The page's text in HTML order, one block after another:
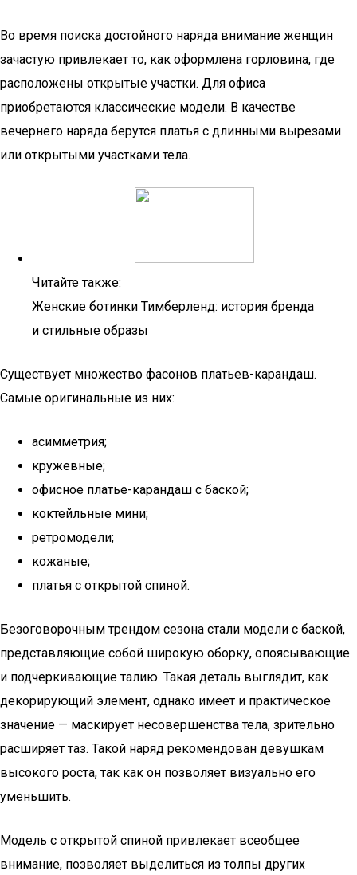
Во время поиска достойного наряда внимание женщин
зачастую привлекает то, как оформлена горловина, где
расположены открытые участки. Для офиса
приобретаются классические модели. В качестве
вечернего наряда берутся платья с длинными вырезами
или открытыми участками тела.
Читайте также:
Женские ботинки Тимберленд: история бренда
и стильные образы
Существует множество фасонов платьев-карандаш.
Самые оригинальные из них:
асимметрия;
кружевные;
офисное платье-карандаш с баской;
коктейльные мини;
ретромодели;
кожаные;
платья с открытой спиной.
Безоговорочным трендом сезона стали модели с баской,
представляющие собой широкую оборку, опоясывающие
и подчеркивающие талию. Такая деталь выглядит, как
декорирующий элемент, однако имеет и практическое
значение — маскирует несовершенства тела, зрительно
расширяет таз. Такой наряд рекомендован девушкам
высокого роста, так как он позволяет визуально его
уменьшить.
Модель с открытой спиной привлекает всеобщее
внимание, позволяет выделиться из толпы других